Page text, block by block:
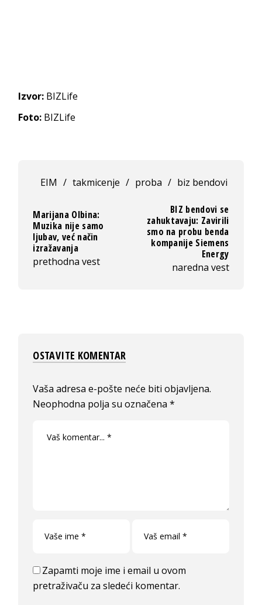
Izvor: BIZLife
Foto: BIZLife
EIM / takmicenje / proba / biz bendovi
Marijana Olbina:
Muzika nije samo
ljubav, već način
izražavanja
prethodna vest
BIZ bendovi se
zahuktavaju: Zavirili
smo na probu benda
kompanije Siemens
Energy
naredna vest
OSTAVITE KOMENTAR
Vaša adresa e-pošte neće biti objavljena.
Neophodna polja su označena*
Zapamti moje ime i email u ovom
pretraživaču za sledeći komentar.